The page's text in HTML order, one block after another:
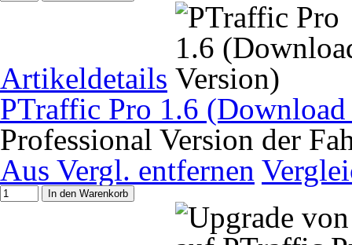
Artikeldetails
PTraffic Pro 1.6 (Download
Professional Version der
Aus Vergl. entfernen
In den Warenkorb